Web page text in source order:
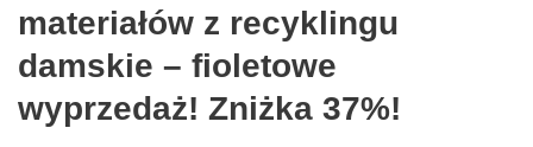
materiałów z recyklingu
damskie – fioletowe
wyprzedaż! Zniżka 37%!